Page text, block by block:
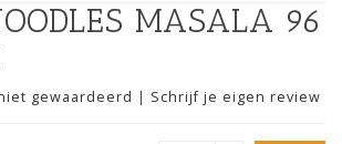
MASALA 96
gewaardeerd | Schrijf je eigen review